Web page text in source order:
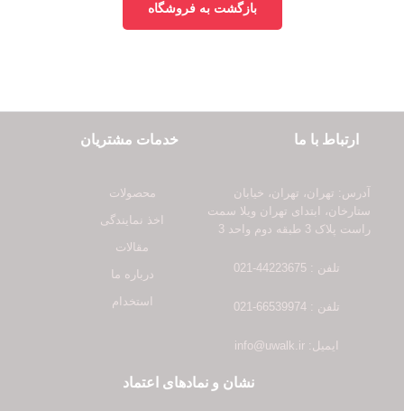
بازگشت به فروشگاه
ارتباط با ما
آدرس: تهران، تهران، خیابان
ستارخان، ابتدای تهران ویلا سمت
راست پلاک 3 طبقه دوم واحد 3
تلفن : 44223675-021
تلفن : 66539974-021
ایمیل: info@uwalk.ir
خدمات مشتریان
محصولات
اخذ نمایندگی
مقالات
درباره ما
استخدام
نشان و نمادهای اعتماد